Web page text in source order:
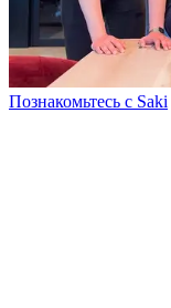
Познакомьтесь с Saki